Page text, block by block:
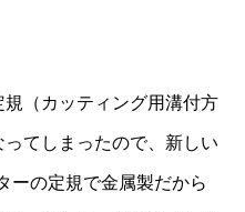
（カッティング用溝付方
てしまったので、新しい
ーの定規で金属製だから